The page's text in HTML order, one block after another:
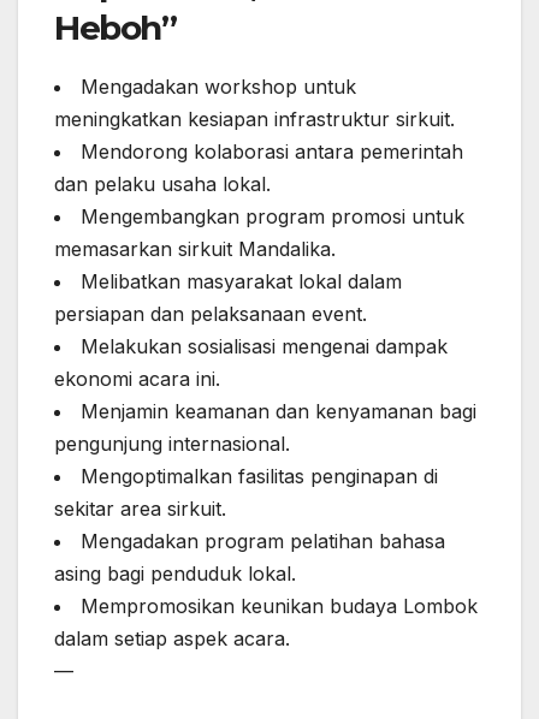
Heboh”
Mengadakan workshop untuk
meningkatkan kesiapan infrastruktur sirkuit.
Mendorong kolaborasi antara pemerintah
dan pelaku usaha lokal.
Mengembangkan program promosi untuk
memasarkan sirkuit Mandalika.
Melibatkan masyarakat lokal dalam
persiapan dan pelaksanaan event.
Melakukan sosialisasi mengenai dampak
ekonomi acara ini.
Menjamin keamanan dan kenyamanan bagi
pengunjung internasional.
Mengoptimalkan fasilitas penginapan di
sekitar area sirkuit.
Mengadakan program pelatihan bahasa
asing bagi penduduk lokal.
Mempromosikan keunikan budaya Lombok
dalam setiap aspek acara.
—